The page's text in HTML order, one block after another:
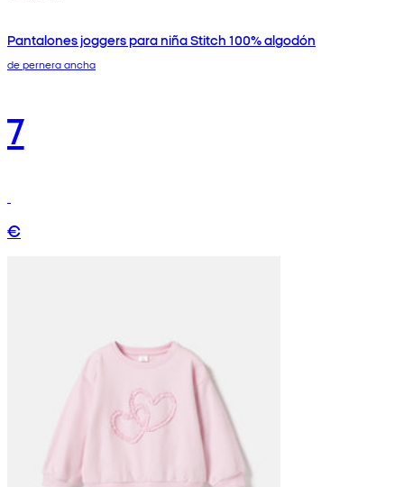
Pantalones joggers para niña Stitch 100% algodón
de pernera ancha
7
€